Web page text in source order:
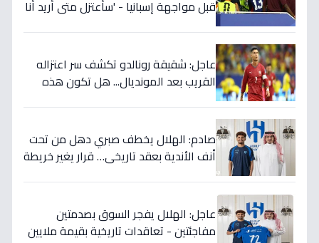
قبل مواجهة إسبانيا - 'سأعتزل متى أريد أنا
عاجل: شقيقة رونالدو تكشف سر اعتزاله
القريب بعد المونديال... هل تكون هذه
صادم: الهلال يخطف صبري دهل من تحت
أنف الأندية بعقد تاريخي… قرار يغير خريطة
عاجل: الهلال يفجر السوق بصدمتين
مفاجئتين - تعاقدات تاريخية بقيمة ملايين